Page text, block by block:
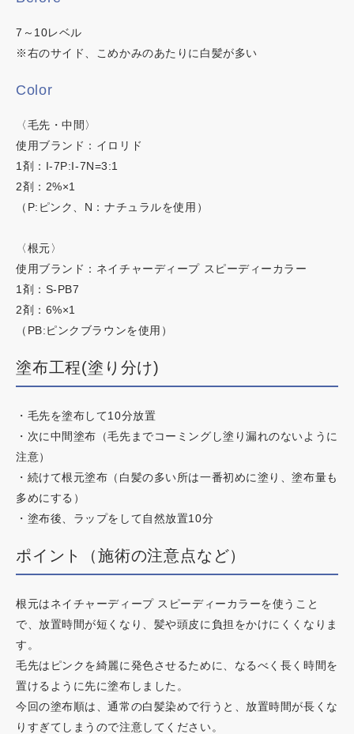
イロリド
ヒカリナス
ネイチャーディープスピーディーカラー
ノンジアミンカラー
この内容でヘアカラー検索
7～10レベル
※右のサイド、こめかみのあたりに白髪が多い
Color
〈毛先・中間〉
使用ブランド：イロリド
1剤：I-7P:I-7N=3:1
2剤：2%×1
（P:ピンク、N：ナチュラルを使用）
〈根元〉
使用ブランド：ネイチャーディープ スピーディーカラー
1剤：S-PB7
2剤：6%×1
（PB:ピンクブラウンを使用）
塗布工程(塗り分け)
・毛先を塗布して10分放置
・次に中間塗布（毛先までコーミングし塗り漏れのないように
注意）
・続けて根元塗布（白髪の多い所は一番初めに塗り、塗布量も
多めにする）
・塗布後、ラップをして自然放置10分
ポイント（施術の注意点など）
根元はネイチャーディープ スピーディーカラーを使うこと
で、放置時間が短くなり、髪や頭皮に負担をかけにくくなりま
す。
毛先はピンクを綺麗に発色させるために、なるべく長く時間を
置けるように先に塗布しました。
今回の塗布順は、通常の白髪染めで行うと、放置時間が長くな
りすぎてしまうので注意してください。